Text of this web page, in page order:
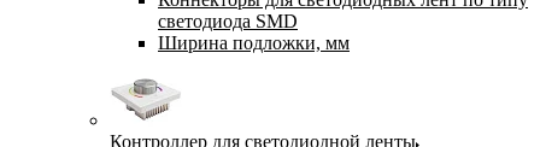
светодиода SMD
Ширина подложки, мм
Контроллер для светодиодной ленты